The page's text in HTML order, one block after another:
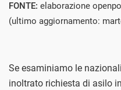
FONTE: elaborazione
(ultimo aggiornamento:
Se esaminiamo le
inoltrato richiesta di asilo